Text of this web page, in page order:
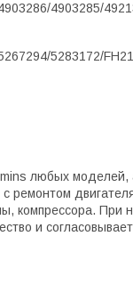
4903286/4903285/
5283172/
любых моделей,
ремонтом
компрессора. При
и